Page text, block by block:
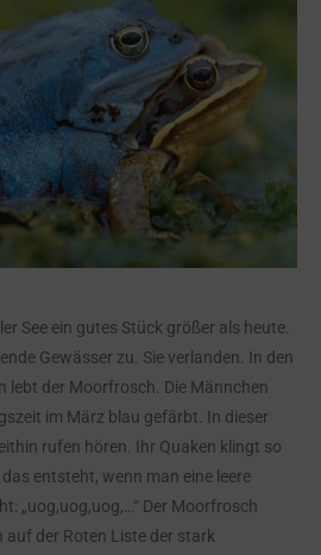
See ein gutes Stück größer als heute.
Gewässer zu. Sie verlanden. In den
lebt der Moorfrosch. Die Männchen
im März blau gefärbt. In dieser
rufen hören. Ihr Quaken klingt so
entsteht, wenn man eine leere
„uog,uog,uog,…“ Der Moorfrosch
auf der Roten Liste der stark